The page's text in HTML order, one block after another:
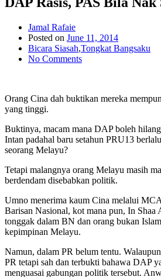
Jamal Rafaie
Posted on June 11, 2014
Bicara Siasah,Tongkat Bangsaku
No Comments
Orang Cina dah buktikan mereka
yang tinggi.
Buktinya, macam mana DAP boleh
Intan padahal baru setahun PRU13
seorang Melayu?
Tetapi malangnya orang Melayu masih
berdendam disebabkan politik.
Umno menerima kaum Cina melalui
Barisan Nasional, kot mana pun, In Shaa
tonggak dalam BN dan orang bukan
kepimpinan Melayu.
Namun, dalam PR belum tentu.
PR tetapi sah dan terbukti bahawa DAP
menguasai gabungan politik tersebut.